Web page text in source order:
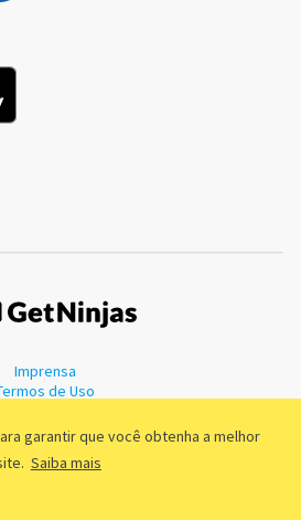
garantir que você obtenha a melhor
Saiba mais
Imprensa
de Uso
CNPJ 55.744.877/0001-89 - Rua Dr.